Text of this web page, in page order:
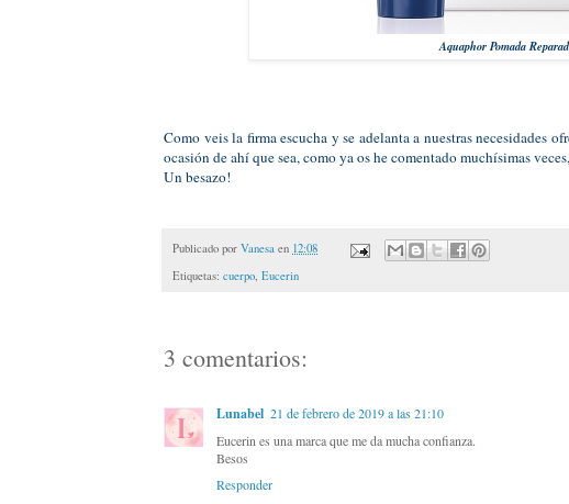
Aquaphor Pomada
Como veis la firma escucha y se adelanta a nuestras necesidades
ocasión de ahí que sea, como ya os he comentado muchísimas
Un besazo!
Publicado por Vanesa en 12:08
Etiquetas: cuerpo, Eucerin
3 comentarios:
Lunabel 21 de febrero de 2019 a las 21:10
Eucerin es una marca que me da mucha confianza.
Besos
Responder